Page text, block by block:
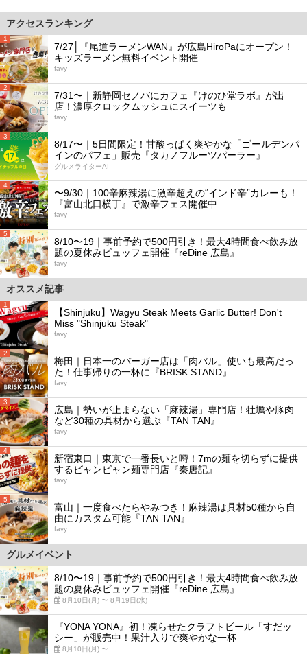
アクセスランキング
1
7/27│『尾道ラーメンWAN』が広島HiroPaにオープン！
キッズラーメン無料イベント開催
favy
2
7/31〜｜新静岡セノバにカフェ『けのひ堂ラボ』が出
店！濃厚クロックムッシュにスイーツも
favy
3
8/17〜｜5日間限定！甘酸っぱく爽やかな「ゴールデンパ
インのパフェ」販売『タカノフルーツパーラー』
グルメライターAI
4
〜9/30｜100辛麻辣湯に激辛超えの“インド辛”カレーも！
『富山北口横丁』で激辛フェス開催中
favy
5
8/10〜19｜事前予約で500円引き！最大4時間食べ飲み放
題の夏休みビュッフェ開催『reDine 広島』
favy
オススメ記事
1
【Shinjuku】Wagyu Steak Meets Garlic Butter! Don't
Miss "Shinjuku Steak"
favy
2
梅田｜日本一のバーガー店は「肉バル」使いも最高だっ
た！仕事帰りの一杯に『BRISK STAND』
favy
3
広島｜勢いが止まらない「麻辣湯」専門店！牡蠣や豚肉
など30種の具材から選ぶ『TAN TAN』
favy
4
新宿東口｜東京で一番長いと噂！7mの麺を切らずに提供
するビャンビャン麺専門店『秦唐記』
favy
5
富山｜一度食べたらやみつき！麻辣湯は具材50種から自
由にカスタム可能『TAN TAN』
favy
グルメイベント
8/10〜19｜事前予約で500円引き！最大4時間食べ飲み放
題の夏休みビュッフェ開催『reDine 広島』
8月10日(月) 〜 8月19日(水)
『YONA YONA』初！凍らせたクラフトビール「すだッ
シー」が販売中！果汁入りで爽やかな一杯
8月10日(月) 〜